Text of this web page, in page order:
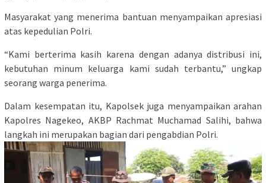
Masyarakat yang menerima bantuan menyampaikan apresiasi
atas kepedulian Polri.
“Kami berterima kasih karena dengan adanya distribusi ini,
kebutuhan minum keluarga kami sudah terbantu,” ungkap
seorang warga penerima.
Dalam kesempatan itu, Kapolsek juga menyampaikan arahan
Kapolres Nagekeo, AKBP Rachmat Muchamad Salihi, bahwa
langkah ini merupakan bagian dari pengabdian Polri.